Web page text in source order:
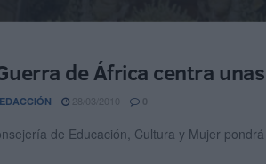
Y TRADICIONES
de África centra
0
de Educación, Cultura y Mujer